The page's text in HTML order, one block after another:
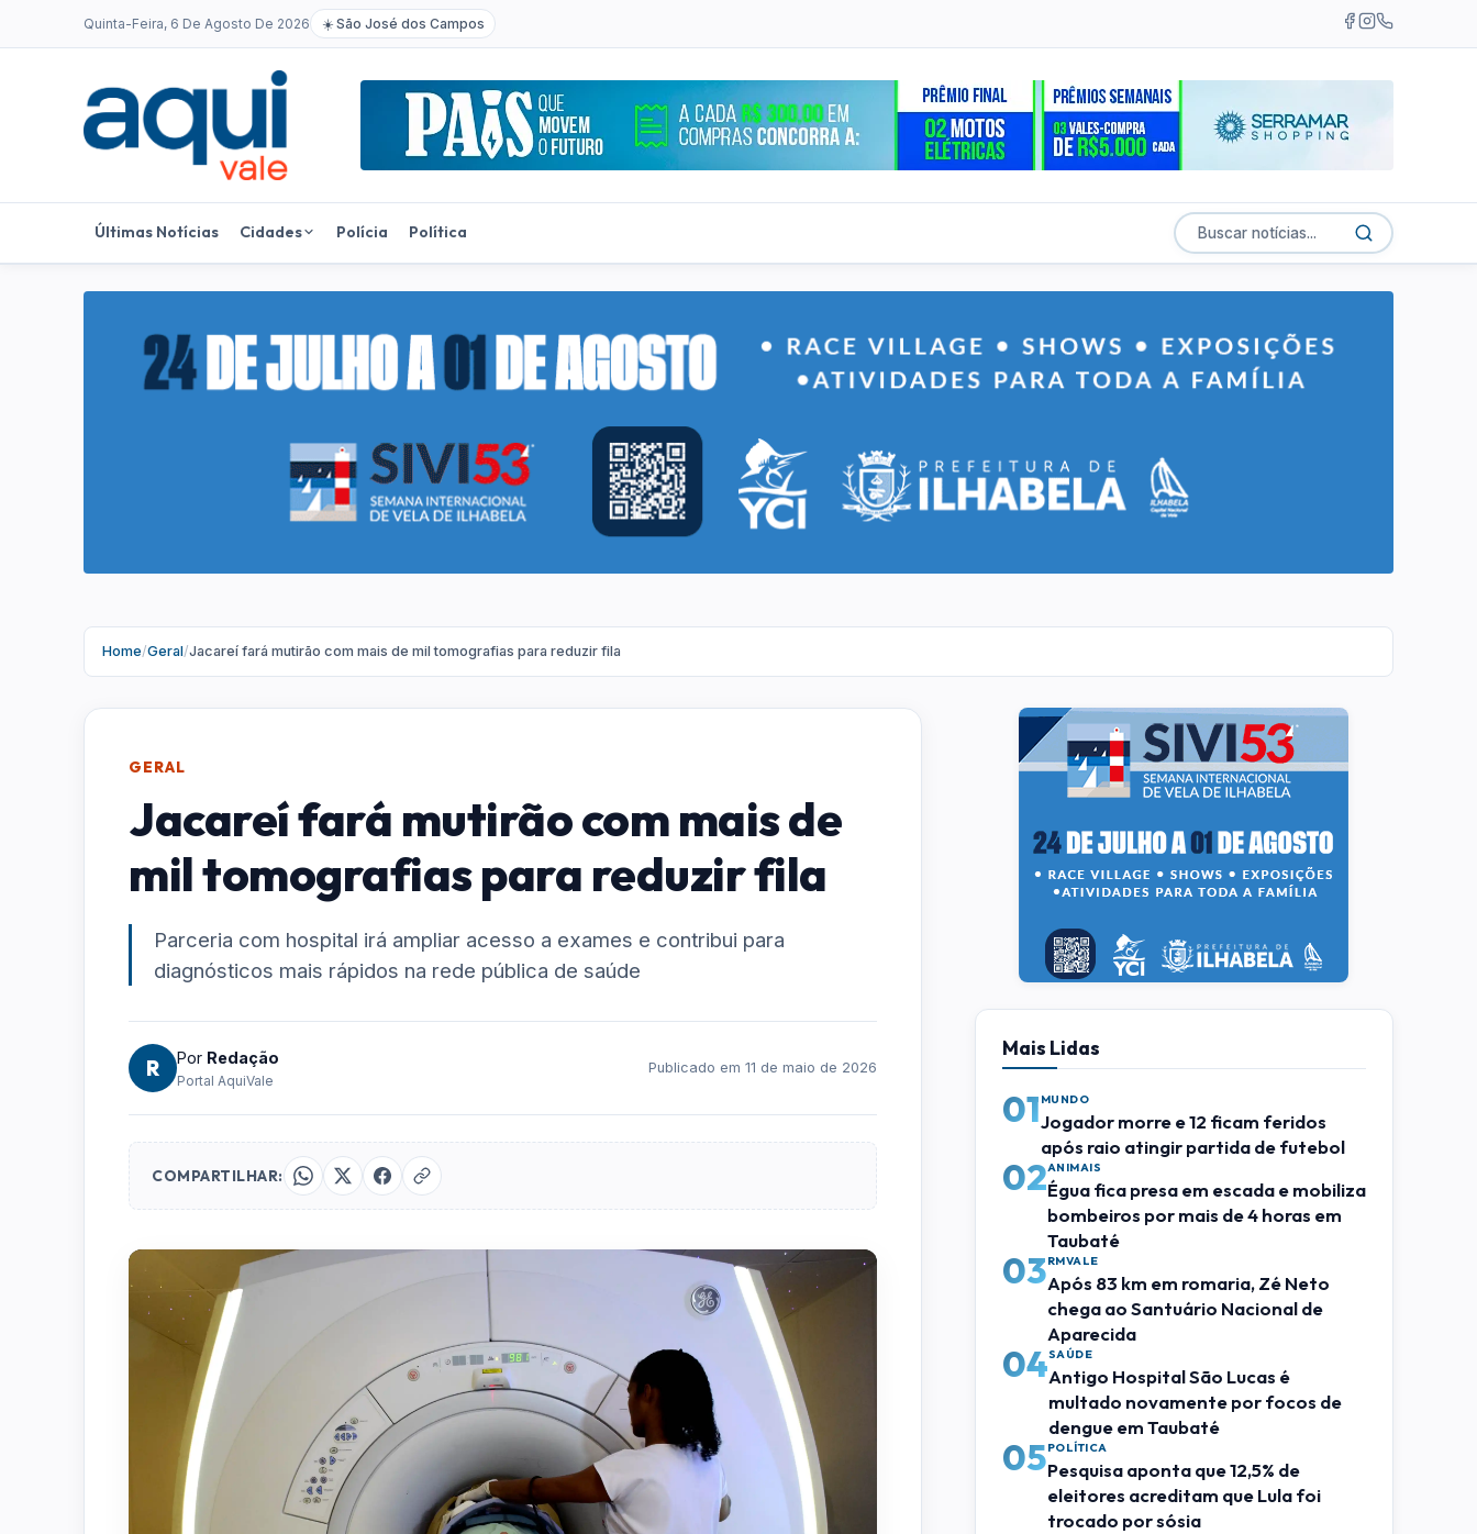
Quinta-Feira, 6 De Agosto De 2026 ☀️ São José dos Campos
Últimas Notícias Cidades Polícia Política
Home/Geral/Jacareí fará mutirão com mais de mil tomografias para reduzir fila
GERAL
Jacareí fará mutirão com mais de
mil tomografias para reduzir fila
Parceria com hospital irá ampliar acesso a exames e contribui para
diagnósticos mais rápidos na rede pública de saúde
R Por Redação
Portal AquiVale
Publicado em 11 de maio de 2026
COMPARTILHAR:
Mais Lidas
01 MUNDO
Jogador morre e 12 ficam feridos
após raio atingir partida de futebol
02ANIMAIS
Égua fica presa em escada e mobiliza
bombeiros por mais de 4 horas em
Taubaté
03RMVALE
Após 83 km em romaria, Zé Neto
chega ao Santuário Nacional de
Aparecida
04SAÚDE
Antigo Hospital São Lucas é
multado novamente por focos de
dengue em Taubaté
05POLÍTICA
Pesquisa aponta que 12,5% de
eleitores acreditam que Lula foi
trocado por sósia